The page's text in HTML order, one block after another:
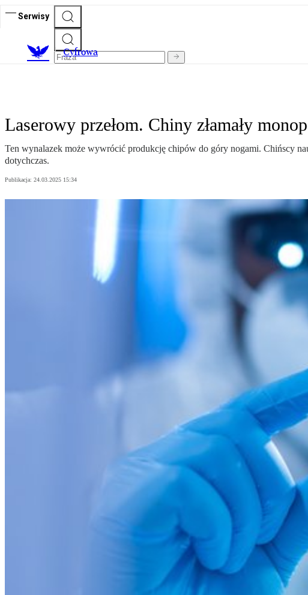
Serwisy
Cyfrowa
Laserowy przełom. Chiny złamały
Ten wynalazek może wywrócić produkcję chipów do góry nogami. Chińscy
dotychczas.
Publikacja: 24.03.2025 15:34